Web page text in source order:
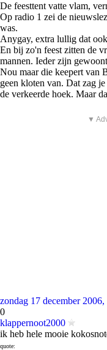
De feesttent vatte vlam,
Op radio 1 zei de
was.
Anygay, extra lullig dat
En bij zo'n feest zitten de
mannen. Ieder zijn
Nou maar die keepert van
geen kloten van. Dat zag
de verkeerde hoek. Maar
▼
zondag 17 december
0
klappernoot2000
ik heb hele mooie
quote: